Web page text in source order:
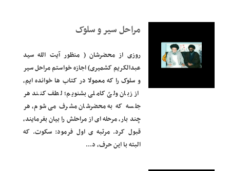
روزی از محضرشان ( منظور آیت الله سید
عبدالکریم کشمیری) اجازه خواستم مراحل سیر
و سلوک را که معمولا در کتاب ها خوانده ایم،
از زبان ولیّ کاملی بشنویم؛ لطف کنند هر
جلسه که به محضرشان مشرف می شوم، هر
چند بار، مرحله ای از مراحلش را بیان بفرمایند،
قبول کرد. مرتبه ی اول فرمود: سکوت. که